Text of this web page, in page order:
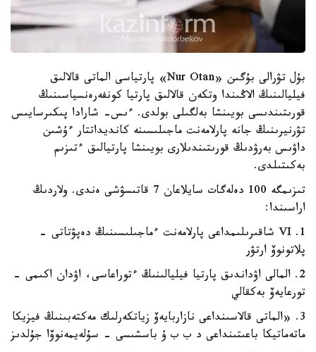
بۇل تۋرالى بۇگىن «Nur Otan» پارتياسى الماتى قالالىق
فيليالىنىڭ الاڭىندا وتكەن قالالىق پارتيا كونفەرەنسياسىنىڭ
قورىتىندىسى بويىنشا بەلگىلى بولدى. ءىس- شارادا پىكىرسايىس
تۋرنيرىنىڭ جانە پارلامەنت ماجىلىسىنە كانديداتتار ءۇشىن
داۋىس بەرۋدىڭ قورىتىندىلارى بويىنشا پارتيالىق ءتىزىم
بەكىتىلدى.
تىزىمگە 100 دەلەگات سايلاعان 7 قاتىسۋشى ەندى. ولاردىڭ
اراسىندا:
1. VI شاقىرىلىمداعى پارلامەنت ءماجىلىسىنىڭ دەپۋتاتى -
پلاتونوۆ ارتۋر
2. المالى اۋداندىق پارتيا فيليالىنىڭ ءتوراعاسى، اۋدان اكىمى -
تورعايەۆ بەكقالي
3. «الماتى قالاسىنداعى نازاربايەۆ زياتكەرلىك مەكتەبىنىڭ فيزيكا
ماتەماتيكا باعىتىنداعى د ب ب ۇ باسشىسى - سۇلەيمەنوۆا جۇلدىز